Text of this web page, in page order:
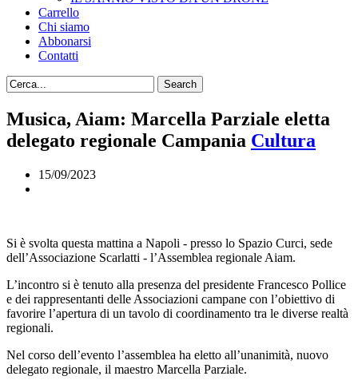
Carrello
Chi siamo
Abbonarsi
Contatti
Musica, Aiam: Marcella Parziale eletta
delegato regionale Campania Cultura
15/09/2023
Si è svolta questa mattina a Napoli - presso lo Spazio Curci, sede
dell’Associazione Scarlatti - l’Assemblea regionale Aiam.
L’incontro si è tenuto alla presenza del presidente Francesco Pollice
e dei rappresentanti delle Associazioni campane con l’obiettivo di
favorire l’apertura di un tavolo di coordinamento tra le diverse realtà
regionali.
Nel corso dell’evento l’assemblea ha eletto all’unanimità, nuovo
delegato regionale, il maestro Marcella Parziale.